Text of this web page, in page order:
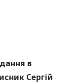
в
Сергій